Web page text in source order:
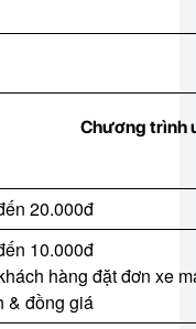
Chương trình
20.000đ
10.000đ
hàng đặt đơn xe
& đồng giá